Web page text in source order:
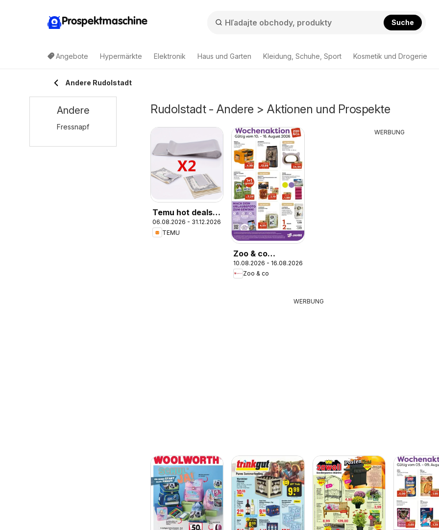
Prospektmaschine Suche
Angebote Hypermärkte Elektronik Haus und Garten Kleidung, Schuhe, Sport Kosmetik und Drogerie
Andere Rudolstadt
Rudolstadt - Andere > Aktionen und Prospekte
Temu hot deals –
Germany
06.08.2026 - 31.12.2026
TEMU
Zoo & co
Prospekt
10.08.2026 - 16.08.2026
Zoo & co
WERBUNG
WERBUNG
Andere
Fressnapf